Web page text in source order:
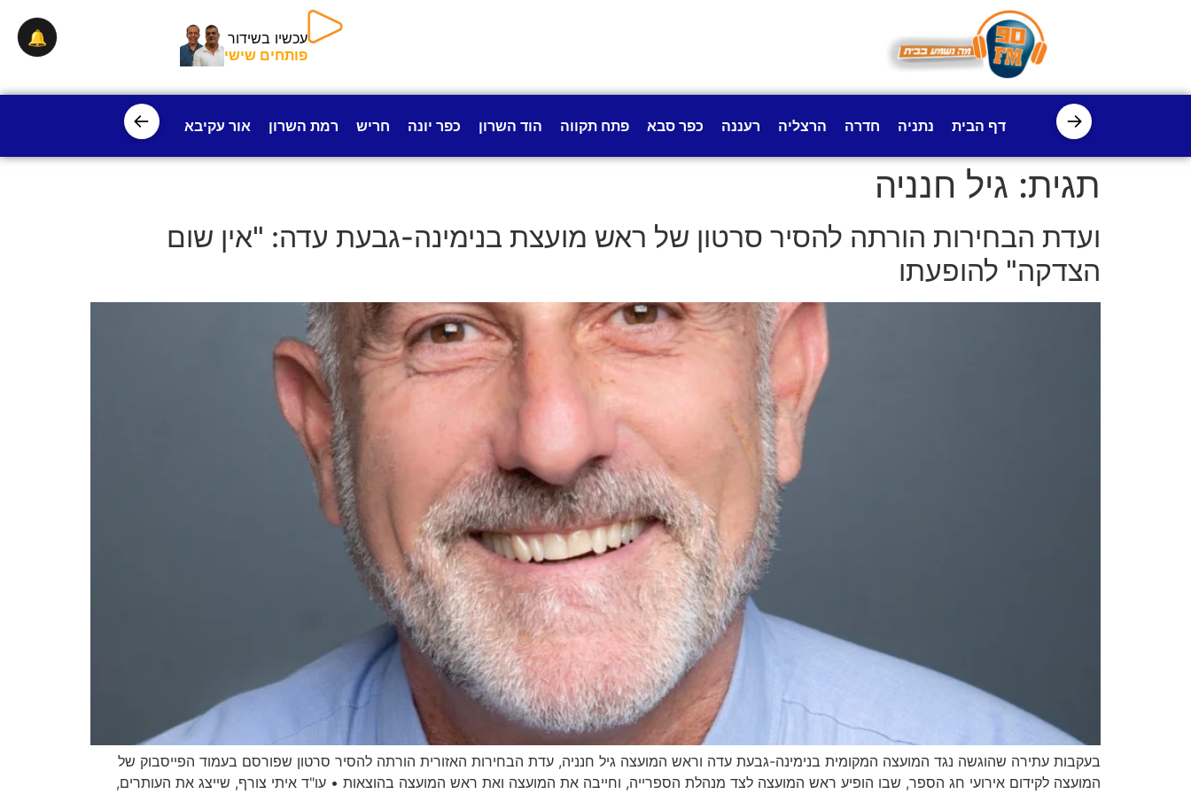
עכשיו בשידור
פותחים שישי
→ דף הבית נתניה חדרה הרצליה רעננה כפר סבא פתח תקווה הוד השרון כפר יונה חריש רמת השרון אור עקיבא פרדס חנה
←
תגית: גיל חנניה
ועדת הבחירות הורתה להסיר סרטון של ראש מועצת בנימינה-גבעת עדה: "אין שום
הצדקה" להופעתו
בעקבות עתירה שהוגשה נגד המועצה המקומית בנימינה-גבעת עדה וראש המועצה גיל חנניה, עדת הבחירות האזורית הורתה להסיר סרטון שפורסם בעמוד הפייסבוק של
המועצה לקידום אירועי חג הספר, שבו הופיע ראש המועצה לצד מנהלת הספרייה, וחייבה את המועצה ואת ראש המועצה בהוצאות • עו"ד איתי צורף, שייצג את העותרים,
🔔